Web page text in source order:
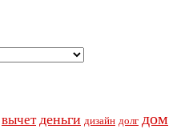
вычет деньги дизайн долг дом